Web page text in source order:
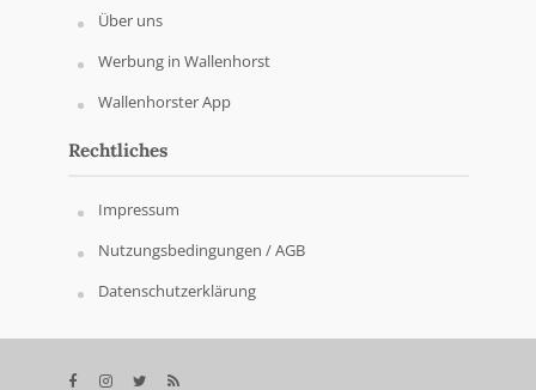
Über uns
Werbung in Wallenhorst
Wallenhorster App
Rechtliches
Impressum
Nutzungsbedingungen / AGB
Datenschutzerklärung